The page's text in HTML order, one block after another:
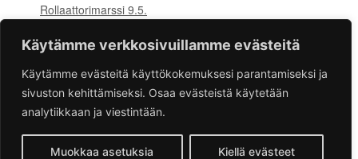
Käytämme verkkosivuillamme evästeitä
Käytämme evästeitä käyttökokemuksesi parantamiseksi ja
sivuston kehittämiseksi. Osaa evästeistä käytetään
analytiikkaan ja viestintään.
Muokkaa asetuksia Kiellä evästeet
Rollaattorimarssi 9.5.
EN Kino – Queer 8.5. EN Keskustelu 12.5.